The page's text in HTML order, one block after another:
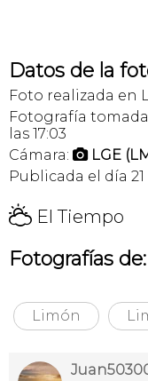
Datos de la
Foto realizada en
Fotografía tomada
las 17:03
Cámara:  LGE
Publicada el día
H El Tiempo
Fotografías de:
Limón